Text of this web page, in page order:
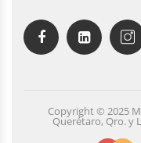
Copyright © 2025
Querétaro, Qro. y